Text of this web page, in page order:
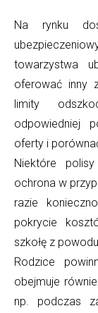
Na rynku
towarzystwa
oferować inny
limity
odpowiedniej
oferty i
Niektóre
ochrona w
razie
pokrycie
szkołę z
Rodzice
obejmuje
np. podczas